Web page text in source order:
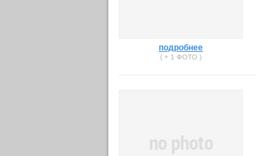
подробнее
( + 1 ФОТО )
no photo